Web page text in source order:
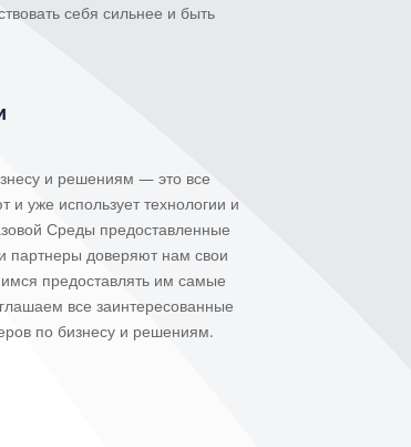
себя сильнее и быть
и решениям — это все
и уже использует технологии и
Среды предоставленные
партнеры доверяют нам свои
предоставлять им самые
все заинтересованные
по бизнесу и решениям.